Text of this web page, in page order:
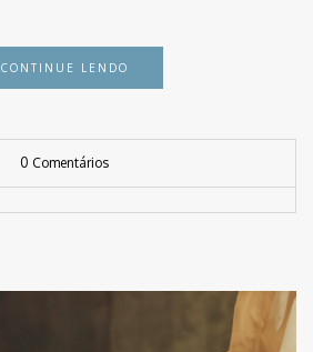
CONTINUE LENDO
0 Comentários